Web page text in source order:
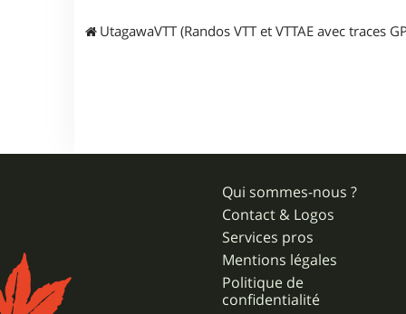
UtagawaVTT (Randos VTT et VTTAE avec traces
Qui sommes-nous ?
Contact & Logos
Services pros
Mentions légales
Politique de
confidentialité